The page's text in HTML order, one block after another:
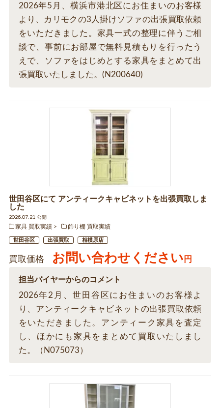
2026年5月、横浜市港北区にお住まいのお客様
より、カリモクの3人掛けソファの出張買取依頼
をいただきました。家具一式の整理に伴うご相
談で、事前にお部屋で無料見積もりを行ったう
えで、ソファをはじめとする家具をまとめて出
張買取いたしました。(N200640)
世田谷区にて アンティークキャビネットを出張買取しま
した
2026.07.21 公開
家具 買取実績
飾り棚 買取実績
世田谷区 出張買取 相模原店
買取価格 お問い合わせください 円
担当バイヤーからのコメント
2026年2月、世田谷区にお住まいのお客様よ
り、アンティークキャビネットの出張買取依頼
をいただきました。アンティーク家具を査定
し、ほかにも家具をまとめて買取いたしまし
た。（N075073）